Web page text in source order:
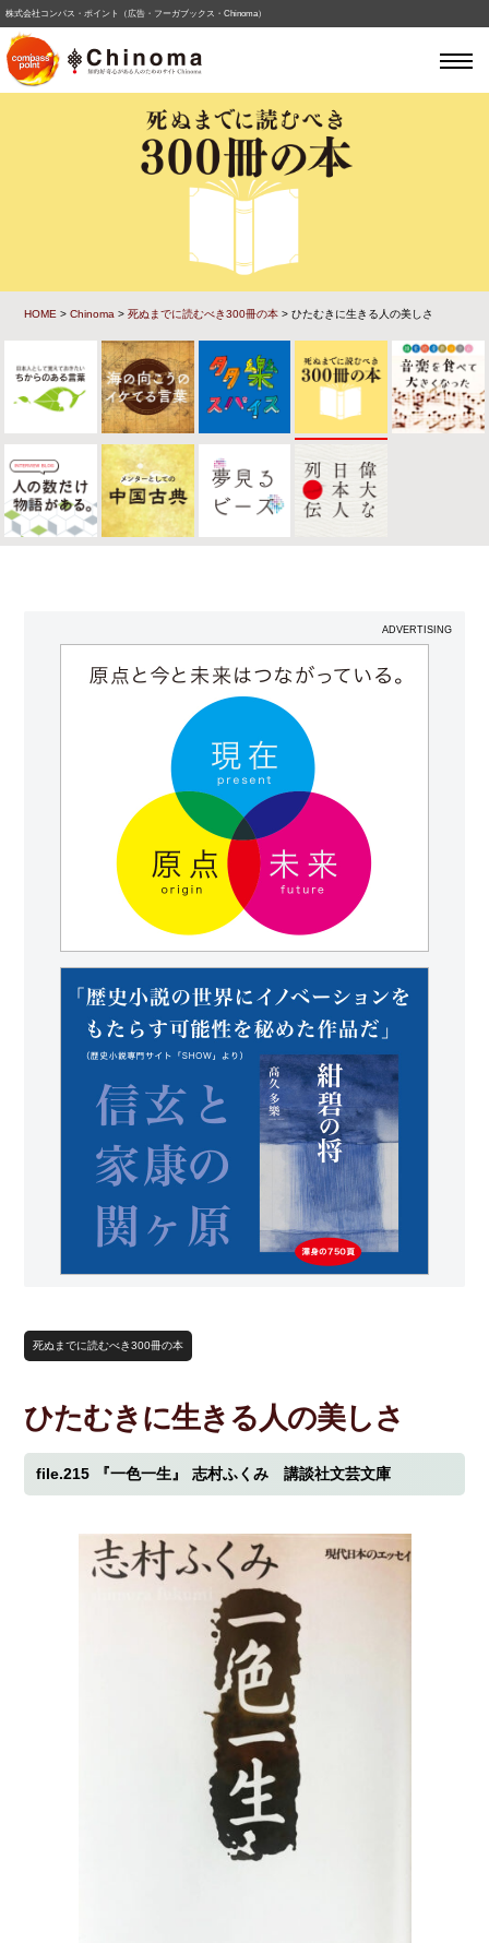
株式会社コンパス・ポイント（広告・フーガブックス・Chinoma）
HOME >Chinoma >死ぬまでに読むべき300冊の本 > ひたむきに生きる人の美しさ
ADVERTISING
死ぬまでに読むべき300冊の本
ひたむきに生きる人の美しさ
file.215 『一色一生』 志村ふくみ 講談社文芸文庫